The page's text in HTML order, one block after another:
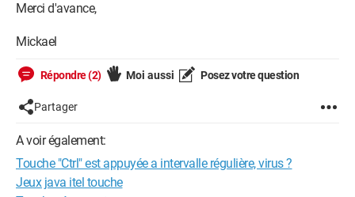
Merci d'avance,
Mickael
Répondre (2) Moi aussi Posez votre question
Partager
A voir également:
Touche "Ctrl" est appuyée a intervalle régulière, virus ?
Jeux java itel touche